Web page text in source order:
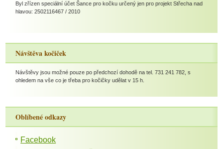
Byl zřízen speciální účet Šance pro kočku určený jen pro projekt Střecha nad
hlavou: 2502116467 / 2010
Návštěva kočiček
Návštěvy jsou možné pouze po předchozí dohodě na tel. 731 241 782, s
ohledem na vše co je třeba pro kočičky udělat v 15 h.
Oblíbené odkazy
Facebook